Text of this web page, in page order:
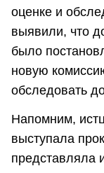
оценке и
выявили, что
было
новую
обследовать
Напомним,
выступала
представляла